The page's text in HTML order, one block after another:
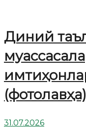
Диний
(фотолавҳа)
31.07.2026